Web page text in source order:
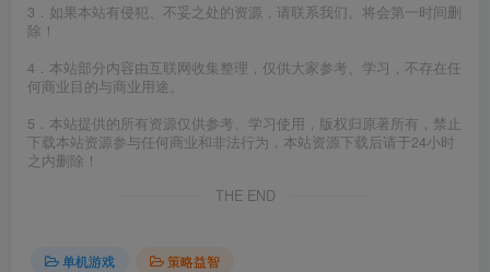
3．如果本站有侵犯、不妥之处的资源，请联系我们。将会第一时间删
除！
4．本站部分内容由互联网收集整理，仅供大家参考、学习，不存在任
何商业目的与商业用途。
5．本站提供的所有资源仅供参考、学习使用，版权归原著所有，禁止
下载本站资源参与任何商业和非法行为，本站资源下载后请于24小时
之内删除！
THE END
单机游戏 策略益智